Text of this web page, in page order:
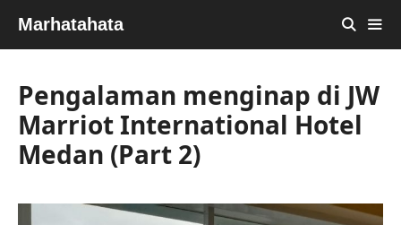
SkipMarhatahata
Pengalaman menginap di JW
Marriot International Hotel
Medan (Part 2)